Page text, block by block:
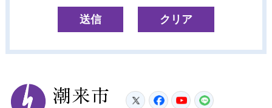
潮来市
TwitterFacebook
YouTube